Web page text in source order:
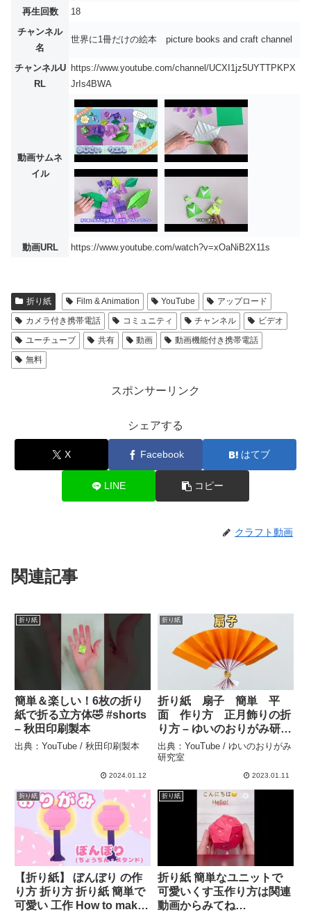
再生回数
18
チャンネル
名
世界に1冊だけの絵本 picture books and craft channel
チャンネルU
RL
https://www.youtube.com/channel/UCXI1jz5UYTTPKPX
JrIs4BWA
動画サムネ
イル
動画URL https://www.youtube.com/watch?v=xOaNiB2X11s
折り紙 Film & Animation YouTube
アップロード
カメラ付き携帯電話
コミュニティ チャンネル
ビデオ
ユーチューブ
共有 動画
動画機能付き携帯電話
無料
スポンサーリンク
シェアする
X Facebook はてブ
LINE コピー
クラフト動画
関連記事
折り紙
簡単＆楽しい！6枚の折り
紙で折る立方体🤣 #shorts
– 秋田印刷製本
出典：YouTube / 秋田印刷製本
2024.01.12
折り紙
折り紙 扇子 簡単 平
面 作り方 正月飾りの折
り方 – ゆいのおりがみ研究
室
出典：YouTube / ゆいのおりがみ
研究室
2023.01.11
折り紙
【折り紙】 ぼんぼり の作
り方 折り方 折り紙 簡単で
可愛い 工作 How to make
折り紙
折り紙 簡単なユニットで
可愛いくす玉作り方は関連
動画からみてね